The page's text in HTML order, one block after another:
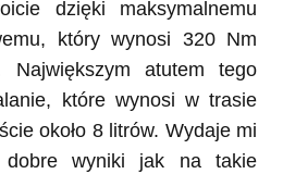
dzięki maksymalnemu
który wynosi 320 Nm
Największym atutem tego
które wynosi w trasie
około 8 litrów. Wydaje mi
wyniki jak na takie